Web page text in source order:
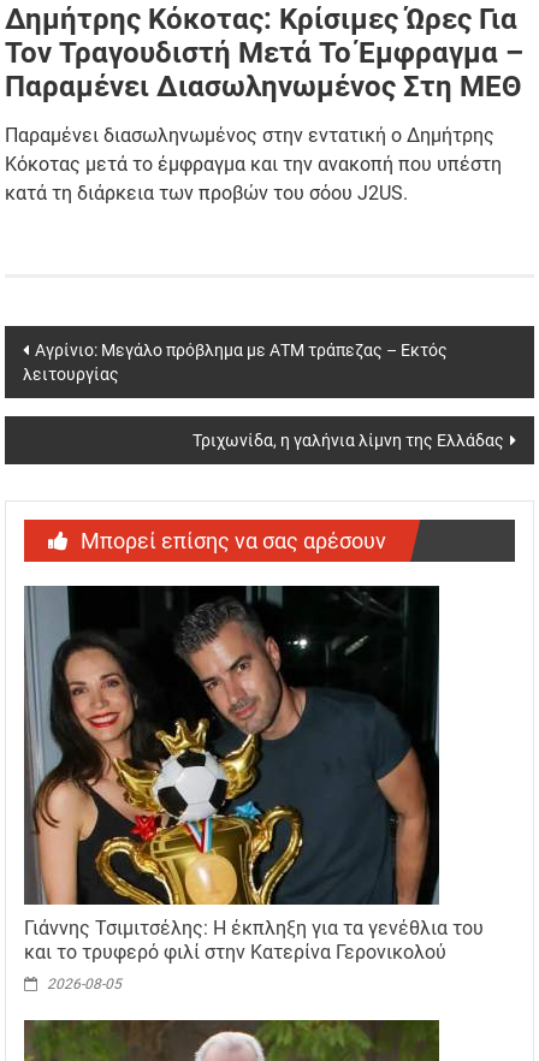
Δημήτρης Κόκοτας: Κρίσιμες Ώρες Για
Τον Τραγουδιστή Μετά Το Έμφραγμα –
Παραμένει Διασωληνωμένος Στη ΜΕΘ
Παραμένει διασωληνωμένος στην εντατική ο Δημήτρης
Κόκοτας μετά το έμφραγμα και την ανακοπή που υπέστη
κατά τη διάρκεια των προβών του σόου J2US.
Post
navigation
Αγρίνιο: Μεγάλο πρόβλημα με ΑΤΜ τράπεζας – Εκτός
λειτουργίας
Τριχωνίδα, η γαλήνια λίμνη της Ελλάδας
Μπορεί επίσης να σας αρέσουν
Γιάννης Τσιμιτσέλης: Η έκπληξη για τα γενέθλια του
και το τρυφερό φιλί στην Κατερίνα Γερονικολού
2026-08-05